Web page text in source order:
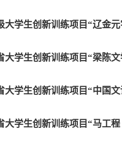
大学生创新训练项目“辽金
大学生创新训练项目“梁陈
大学生创新训练项目“中国文
大学生创新训练项目“马工